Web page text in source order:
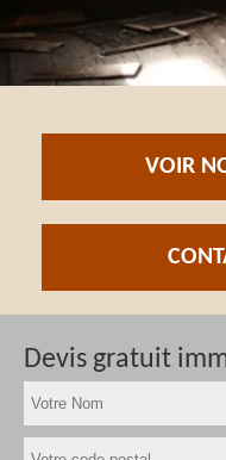
VOIR
Devis gratuit